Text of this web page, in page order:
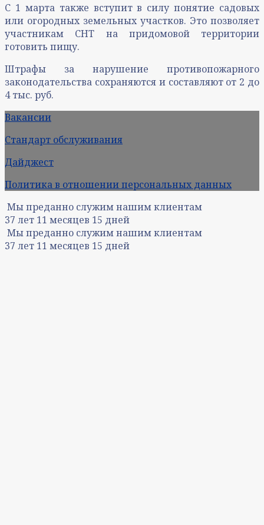
С 1 марта также вступит в силу понятие садовых
или огородных земельных участков. Это позволяет
участникам СНТ на придомовой территории
готовить пищу.
Штрафы за нарушение противопожарного
законодательства сохраняются и составляют от 2 до
4 тыс. руб.
Вакансии
Стандарт обслуживания
Дайджест
Политика в отношении персональных данных
Мы преданно служим нашим клиентам
37 лет 11 месяцев 15 дней
Мы преданно служим нашим клиентам
37 лет 11 месяцев 15 дней